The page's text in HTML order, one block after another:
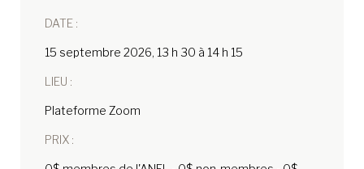
DATE :
15 septembre 2026, 13 h 30 à 14 h 15
LIEU :
Plateforme Zoom
PRIX :